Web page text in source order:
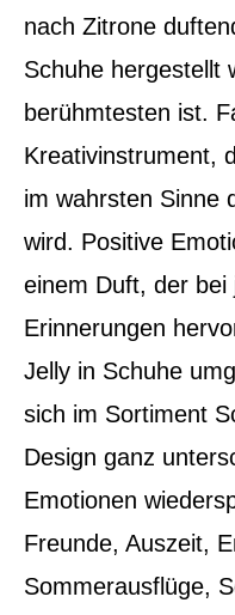
nach Zitrone
Schuhe hergestellt
berühmtesten ist.
Kreativinstrument,
im wahrsten Sinne
wird. Positive
einem Duft, der bei
Erinnerungen
Jelly in Schuhe
sich im Sortiment
Design ganz
Emotionen
Freunde, Auszeit,
Sommerausflüge,